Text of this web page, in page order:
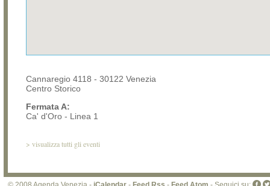
Cannaregio 4118 - 30122 Venezia
Centro Storico
Fermata A:
Ca' d'Oro - Linea 1
> visualizza tutti gli eventi